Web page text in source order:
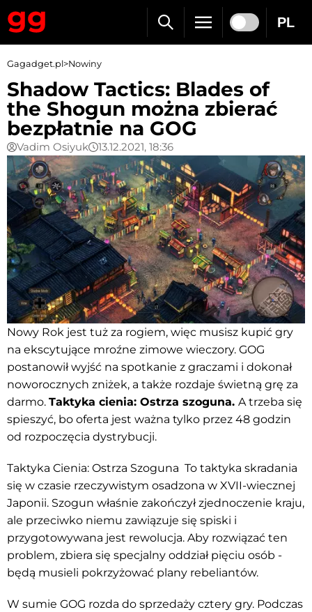
PL
Gagadget.pl>Nowiny
Shadow Tactics: Blades of
the Shogun można zbierać
bezpłatnie na GOG
Vadim Osiyuk 13.12.2021, 18:36
Nowy Rok jest tuż za rogiem, więc musisz kupić gry
na ekscytujące mroźne zimowe wieczory. GOG
postanowił wyjść na spotkanie z graczami i dokonał
noworocznych zniżek, a także rozdaje świetną grę za
darmo. Taktyka cienia: Ostrza szoguna. A trzeba się
spieszyć, bo oferta jest ważna tylko przez 48 godzin
od rozpoczęcia dystrybucji.
Taktyka Cienia: Ostrza Szoguna To taktyka skradania
się w czasie rzeczywistym osadzona w XVII-wiecznej
Japonii. Szogun właśnie zakończył zjednoczenie kraju,
ale przeciwko niemu zawiązuje się spiski i
przygotowywana jest rewolucja. Aby rozwiązać ten
problem, zbiera się specjalny oddział pięciu osób -
będą musieli pokrzyżować plany rebeliantów.
W sumie GOG rozda do sprzedaży cztery gry. Podczas